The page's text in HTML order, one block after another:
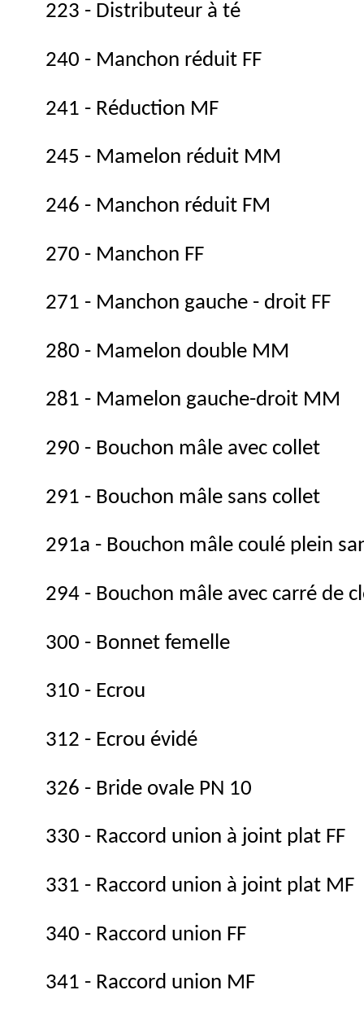
223 - Distributeur à té
240 - Manchon réduit FF
241 - Réduction MF
245 - Mamelon réduit MM
246 - Manchon réduit FM
270 - Manchon FF
271 - Manchon gauche - droit FF
280 - Mamelon double MM
281 - Mamelon gauche-droit MM
290 - Bouchon mâle avec collet
291 - Bouchon mâle sans collet
291a - Bouchon mâle coulé plein
294 - Bouchon mâle avec carré de
300 - Bonnet femelle
310 - Ecrou
312 - Ecrou évidé
326 - Bride ovale PN 10
330 - Raccord union à joint plat FF
331 - Raccord union à joint plat MF
340 - Raccord union FF
341 - Raccord union MF